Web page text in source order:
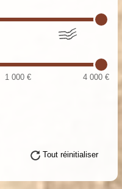
1 000 € 4 000 €
Tout réinitialiser
(i)